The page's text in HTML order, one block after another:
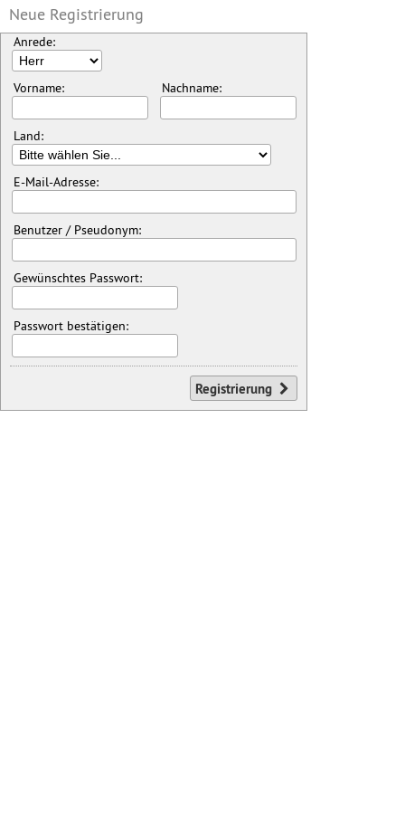
Neue Registrierung
Anrede:
Vorname: Nachname:
Land:
E-Mail-Adresse:
Benutzer / Pseudonym:
Gewünschtes Passwort:
Passwort bestätigen:
Registrierung